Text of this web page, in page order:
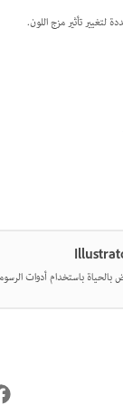
لتغيير تأثير مزج اللون.
باستخدام أدوات